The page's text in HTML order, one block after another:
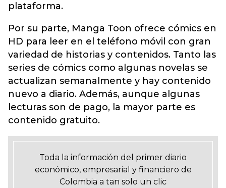
plataforma.
Por su parte, Manga Toon ofrece cómics en
HD para leer en el teléfono móvil con gran
variedad de historias y contenidos. Tanto las
series de cómics como algunas novelas se
actualizan semanalmente y hay contenido
nuevo a diario. Además, aunque algunas
lecturas son de pago, la mayor parte es
contenido gratuito.
Toda la información del primer diario
económico, empresarial y financiero de
Colombia a tan solo un clic